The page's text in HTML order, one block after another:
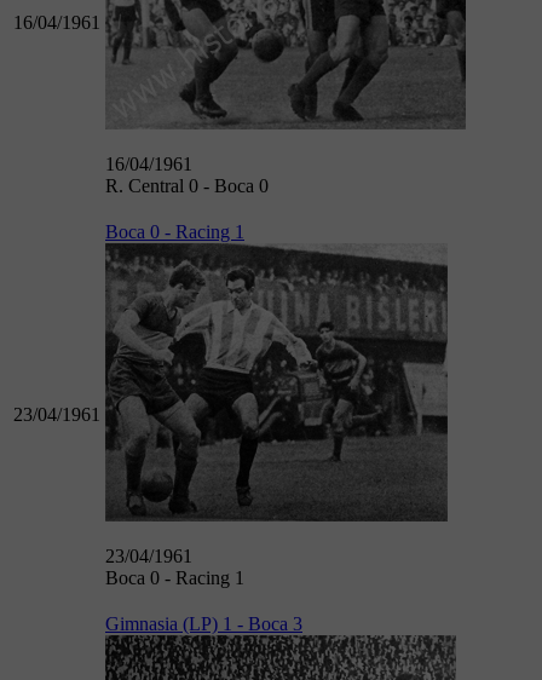
16/04/1961
16/04/1961
R. Central 0 - Boca 0
23/04/1961
Boca 0 - Racing 1
23/04/1961
Boca 0 - Racing 1
Gimnasia (LP) 1 - Boca 3